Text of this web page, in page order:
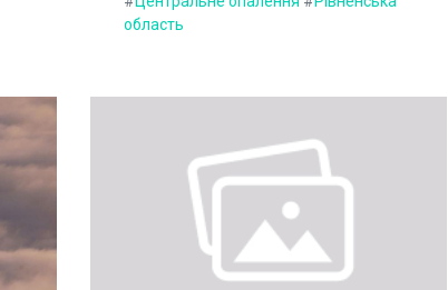
область